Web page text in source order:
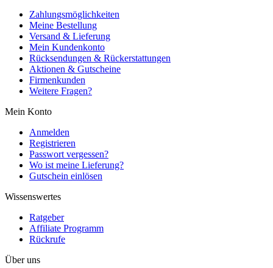
Zahlungsmöglichkeiten
Meine Bestellung
Versand & Lieferung
Mein Kundenkonto
Rücksendungen & Rückerstattungen
Aktionen & Gutscheine
Firmenkunden
Weitere Fragen?
Mein Konto
Anmelden
Registrieren
Passwort vergessen?
Wo ist meine Lieferung?
Gutschein einlösen
Wissenswertes
Ratgeber
Affiliate Programm
Rückrufe
Über uns